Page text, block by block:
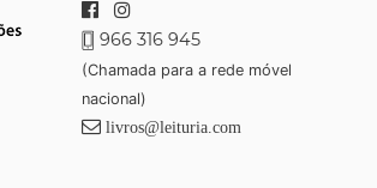
966 316 945
(Chamada para a rede móvel
nacional)
livros@leituria.com